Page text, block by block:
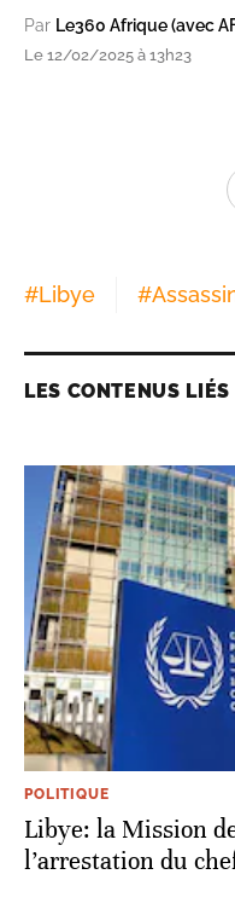
Par Le360 Afrique (avec
Le 12/02/2025 à 13h23
#Libye #
LES CONTENUS LIÉS
POLITIQUE
Libye: la Mission
l’arrestation du